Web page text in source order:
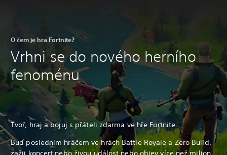
O čem je hra Fortnite?
Vrhni se do nového herního
fenoménu
Tvoř, hraj a bojuj s přáteli zdarma ve hře Fortnite.
Buď posledním hráčem ve hrách Battle Royale a Zero Build,
zažij koncert nebo živou událost nebo objev více než milion